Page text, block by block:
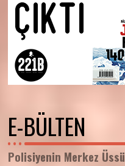
E-BÜLTEN
Polisiyenin Merkez Üssü